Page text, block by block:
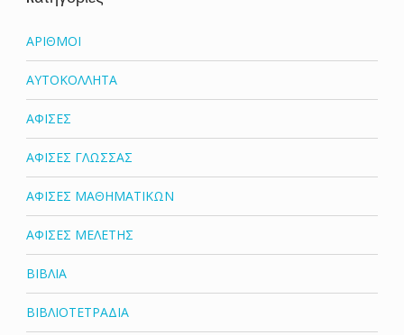
ΑΡΙΘΜΟΙ
ΑΥΤΟΚΟΛΛΗΤΑ
ΑΦΙΣΕΣ
ΑΦΙΣΕΣ ΓΛΩΣΣΑΣ
ΑΦΙΣΕΣ ΜΑΘΗΜΑΤΙΚΩΝ
ΑΦΙΣΕΣ ΜΕΛΕΤΗΣ
ΒΙΒΛΙΑ
ΒΙΒΛΙΟΤΕΤΡΑΔΙΑ